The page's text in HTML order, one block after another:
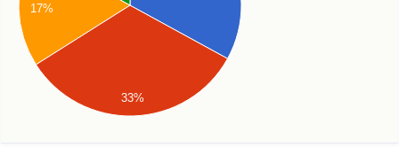
17%
33%
Indicador de Saúde
Indicador de Saúde por País
Poluição